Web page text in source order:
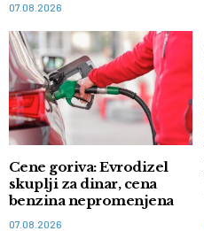
07.08.2026
Cene goriva: Evrodizel
skuplji za dinar, cena
benzina nepromenjena
07.08.2026